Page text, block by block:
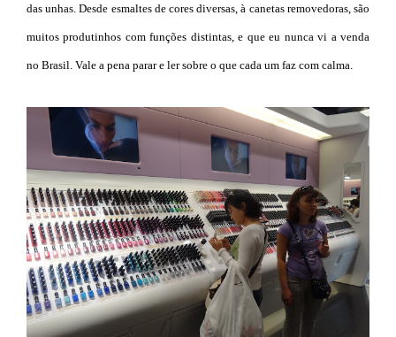
das unhas. Desde esmaltes de cores diversas, à canetas removedoras, são
muitos produtinhos com funções distintas, e que eu nunca vi a venda
no Brasil. Vale a pena parar e ler sobre o que cada um faz com calma.